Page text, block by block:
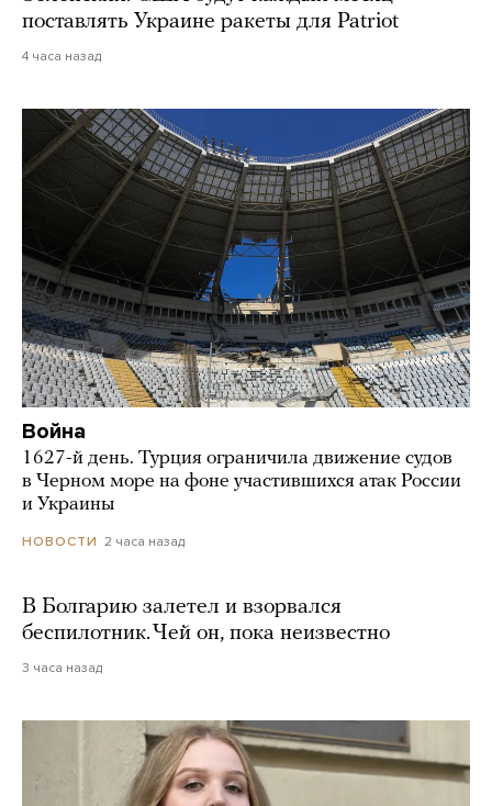
поставлять Украине ракеты для Patriot
4 часа назад
Война
1627-й день. Турция ограничила движение судов
в Черном море на фоне участившихся атак России
и Украины
НОВОСТИ 2 часа назад
В Болгарию залетел и взорвался
беспилотник. Чей он, пока неизвестно
3 часа назад